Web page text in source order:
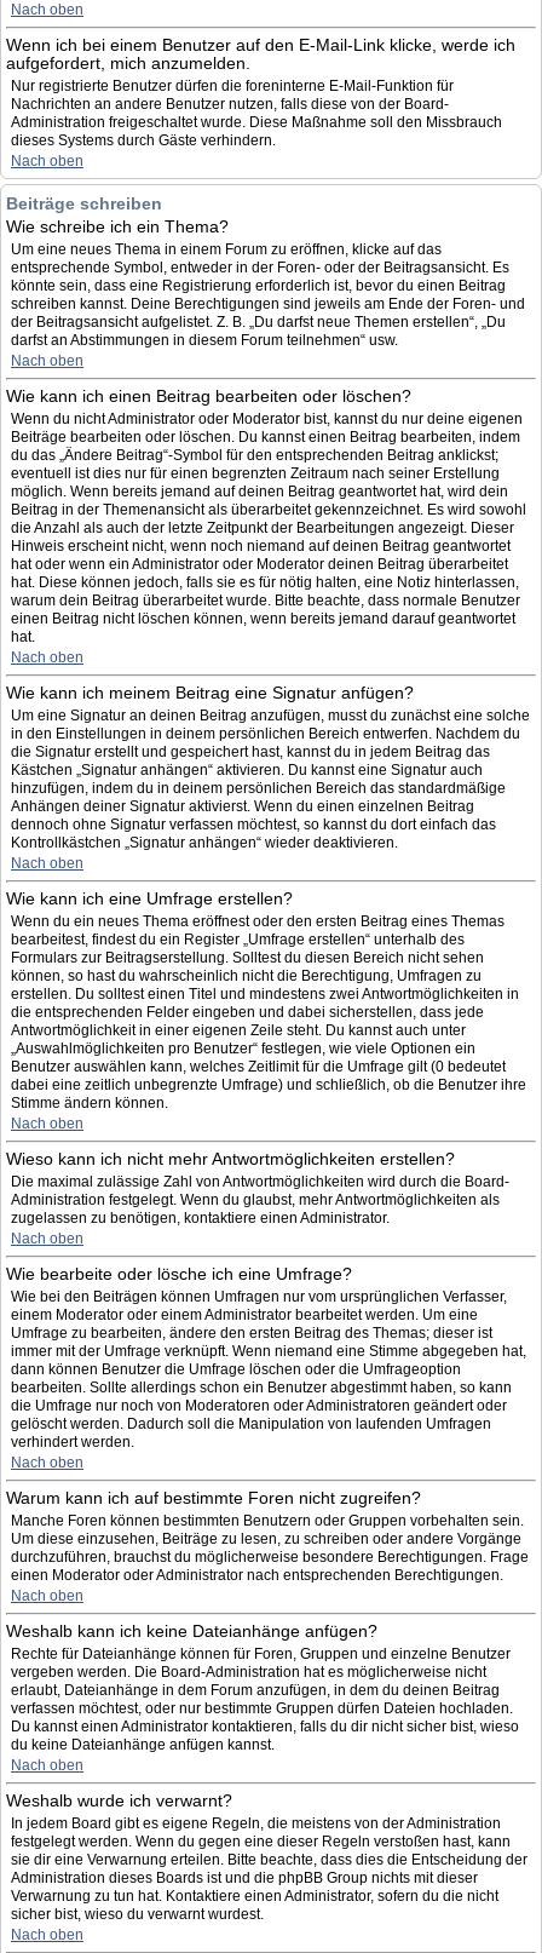
Nach oben
Wenn ich bei einem Benutzer auf den E-Mail-Link klicke, werde ich
aufgefordert, mich anzumelden.
Nur registrierte Benutzer dürfen die foreninterne E-Mail-Funktion für
Nachrichten an andere Benutzer nutzen, falls diese von der Board-
Administration freigeschaltet wurde. Diese Maßnahme soll den Missbrauch
dieses Systems durch Gäste verhindern.
Nach oben
Beiträge schreiben
Wie schreibe ich ein Thema?
Um eine neues Thema in einem Forum zu eröffnen, klicke auf das
entsprechende Symbol, entweder in der Foren- oder der Beitragsansicht. Es
könnte sein, dass eine Registrierung erforderlich ist, bevor du einen Beitrag
schreiben kannst. Deine Berechtigungen sind jeweils am Ende der Foren- und
der Beitragsansicht aufgelistet. Z. B. „Du darfst neue Themen erstellen“, „Du
darfst an Abstimmungen in diesem Forum teilnehmen“ usw.
Nach oben
Wie kann ich einen Beitrag bearbeiten oder löschen?
Wenn du nicht Administrator oder Moderator bist, kannst du nur deine eigenen
Beiträge bearbeiten oder löschen. Du kannst einen Beitrag bearbeiten, indem
du das „Ändere Beitrag“-Symbol für den entsprechenden Beitrag anklickst;
eventuell ist dies nur für einen begrenzten Zeitraum nach seiner Erstellung
möglich. Wenn bereits jemand auf deinen Beitrag geantwortet hat, wird dein
Beitrag in der Themenansicht als überarbeitet gekennzeichnet. Es wird sowohl
die Anzahl als auch der letzte Zeitpunkt der Bearbeitungen angezeigt. Dieser
Hinweis erscheint nicht, wenn noch niemand auf deinen Beitrag geantwortet
hat oder wenn ein Administrator oder Moderator deinen Beitrag überarbeitet
hat. Diese können jedoch, falls sie es für nötig halten, eine Notiz hinterlassen,
warum dein Beitrag überarbeitet wurde. Bitte beachte, dass normale Benutzer
einen Beitrag nicht löschen können, wenn bereits jemand darauf geantwortet
hat.
Nach oben
Wie kann ich meinem Beitrag eine Signatur anfügen?
Um eine Signatur an deinen Beitrag anzufügen, musst du zunächst eine solche
in den Einstellungen in deinem persönlichen Bereich entwerfen. Nachdem du
die Signatur erstellt und gespeichert hast, kannst du in jedem Beitrag das
Kästchen „Signatur anhängen“ aktivieren. Du kannst eine Signatur auch
hinzufügen, indem du in deinem persönlichen Bereich das standardmäßige
Anhängen deiner Signatur aktivierst. Wenn du einen einzelnen Beitrag
dennoch ohne Signatur verfassen möchtest, so kannst du dort einfach das
Kontrollkästchen „Signatur anhängen“ wieder deaktivieren.
Nach oben
Wie kann ich eine Umfrage erstellen?
Wenn du ein neues Thema eröffnest oder den ersten Beitrag eines Themas
bearbeitest, findest du ein Register „Umfrage erstellen“ unterhalb des
Formulars zur Beitragserstellung. Solltest du diesen Bereich nicht sehen
können, so hast du wahrscheinlich nicht die Berechtigung, Umfragen zu
erstellen. Du solltest einen Titel und mindestens zwei Antwortmöglichkeiten in
die entsprechenden Felder eingeben und dabei sicherstellen, dass jede
Antwortmöglichkeit in einer eigenen Zeile steht. Du kannst auch unter
„Auswahlmöglichkeiten pro Benutzer“ festlegen, wie viele Optionen ein
Benutzer auswählen kann, welches Zeitlimit für die Umfrage gilt (0 bedeutet
dabei eine zeitlich unbegrenzte Umfrage) und schließlich, ob die Benutzer ihre
Stimme ändern können.
Nach oben
Wieso kann ich nicht mehr Antwortmöglichkeiten erstellen?
Die maximal zulässige Zahl von Antwortmöglichkeiten wird durch die Board-
Administration festgelegt. Wenn du glaubst, mehr Antwortmöglichkeiten als
zugelassen zu benötigen, kontaktiere einen Administrator.
Nach oben
Wie bearbeite oder lösche ich eine Umfrage?
Wie bei den Beiträgen können Umfragen nur vom ursprünglichen Verfasser,
einem Moderator oder einem Administrator bearbeitet werden. Um eine
Umfrage zu bearbeiten, ändere den ersten Beitrag des Themas; dieser ist
immer mit der Umfrage verknüpft. Wenn niemand eine Stimme abgegeben hat,
dann können Benutzer die Umfrage löschen oder die Umfrageoption
bearbeiten. Sollte allerdings schon ein Benutzer abgestimmt haben, so kann
die Umfrage nur noch von Moderatoren oder Administratoren geändert oder
gelöscht werden. Dadurch soll die Manipulation von laufenden Umfragen
verhindert werden.
Nach oben
Warum kann ich auf bestimmte Foren nicht zugreifen?
Manche Foren können bestimmten Benutzern oder Gruppen vorbehalten sein.
Um diese einzusehen, Beiträge zu lesen, zu schreiben oder andere Vorgänge
durchzuführen, brauchst du möglicherweise besondere Berechtigungen. Frage
einen Moderator oder Administrator nach entsprechenden Berechtigungen.
Nach oben
Weshalb kann ich keine Dateianhänge anfügen?
Rechte für Dateianhänge können für Foren, Gruppen und einzelne Benutzer
vergeben werden. Die Board-Administration hat es möglicherweise nicht
erlaubt, Dateianhänge in dem Forum anzufügen, in dem du deinen Beitrag
verfassen möchtest, oder nur bestimmte Gruppen dürfen Dateien hochladen.
Du kannst einen Administrator kontaktieren, falls du dir nicht sicher bist, wieso
du keine Dateianhänge anfügen kannst.
Nach oben
Weshalb wurde ich verwarnt?
In jedem Board gibt es eigene Regeln, die meistens von der Administration
festgelegt werden. Wenn du gegen eine dieser Regeln verstoßen hast, kann
sie dir eine Verwarnung erteilen. Bitte beachte, dass dies die Entscheidung der
Administration dieses Boards ist und die phpBB Group nichts mit dieser
Verwarnung zu tun hat. Kontaktiere einen Administrator, sofern du die nicht
sicher bist, wieso du verwarnt wurdest.
Nach oben